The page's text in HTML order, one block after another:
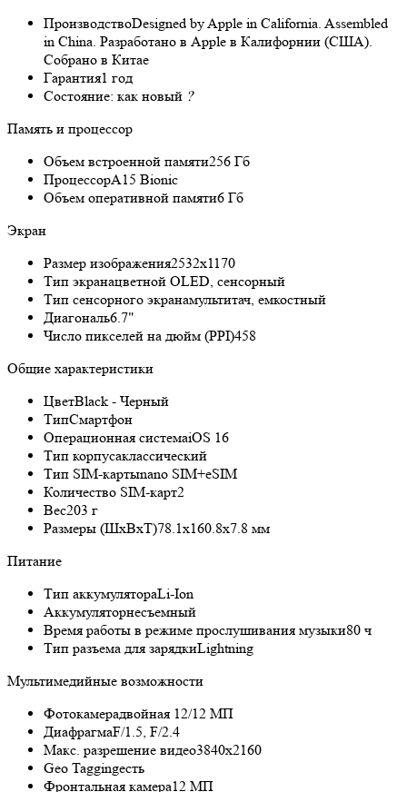
ПроизводствоDesigned by Apple in California. Assembled
in China. Разработано в Apple в Калифорнии (США).
Собрано в Китае
Гарантия1 год
Состояние: как новый ?
Память и процессор
Объем встроенной памяти256 Гб
ПроцессорA15 Bionic
Объем оперативной памяти6 Гб
Экран
Размер изображения2532x1170
Тип экранацветной OLED, сенсорный
Тип сенсорного экранамультитач, емкостный
Диагональ6.7"
Число пикселей на дюйм (PPI)458
Общие характеристики
ЦветBlack - Черный
ТипСмартфон
Операционная системаiOS 16
Тип корпусаклассический
Тип SIM-картыnano SIM+eSIM
Количество SIM-карт2
Вес203 г
Размеры (ШxВxТ)78.1x160.8x7.8 мм
Питание
Тип аккумулятораLi-Ion
Аккумуляторнесъемный
Время работы в режиме прослушивания музыки80 ч
Тип разъема для зарядкиLightning
Мультимедийные возможности
Фотокамерадвойная 12/12 МП
ДиафрагмаF/1.5, F/2.4
Макс. разрешение видео3840x2160
Geo Taggingесть
Фронтальная камера12 МП